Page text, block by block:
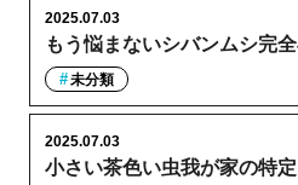
もう悩まないシバンムシ完
2025.07.03
未分類
小さい茶色い虫我が家の特
2025.07.03